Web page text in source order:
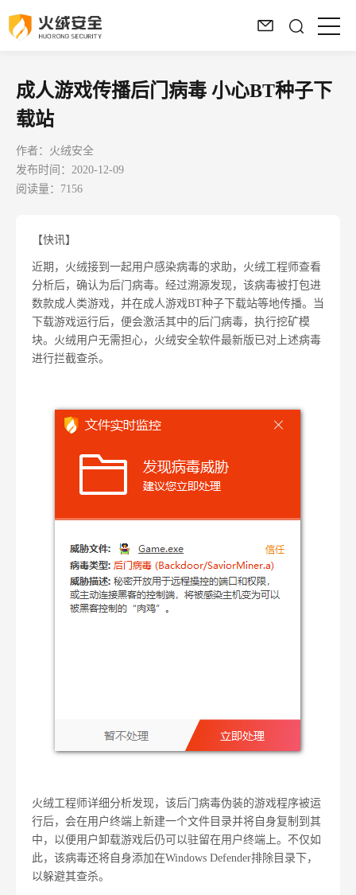
成人游戏传播后门病毒 小心BT种子下
载站
作者：火绒安全
发布时间：2020-12-09
阅读量：7156
【快讯】
近期，火绒接到一起用户感染病毒的求助，火绒工程师查看
分析后，确认为后门病毒。经过溯源发现，该病毒被打包进
数款成人类游戏，并在成人游戏BT种子下载站等地传播。当
下载游戏运行后，便会激活其中的后门病毒，执行挖矿模
块。火绒用户无需担心，火绒安全软件最新版已对上述病毒
进行拦截查杀。
火绒工程师详细分析发现，该后门病毒伪装的游戏程序被运
行后，会在用户终端上新建一个文件目录并将自身复制到其
中，以便用户卸载游戏后仍可以驻留在用户终端上。不仅如
此，该病毒还将自身添加在Windows Defender排除目录下，
以躲避其查杀。